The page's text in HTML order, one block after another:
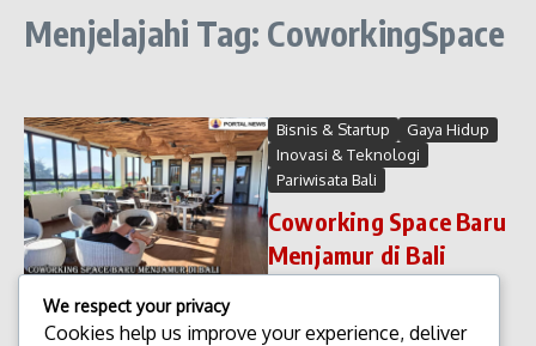
Menjelajahi Tag: CoworkingSpace
Bisnis & Startup
Gaya Hidup
Inovasi & Teknologi
Pariwisata Bali
Coworking Space Baru
Menjamur di Bali
terkenal dengan keindahan
We respect your privacy
Cookies help us improve your experience, deliver